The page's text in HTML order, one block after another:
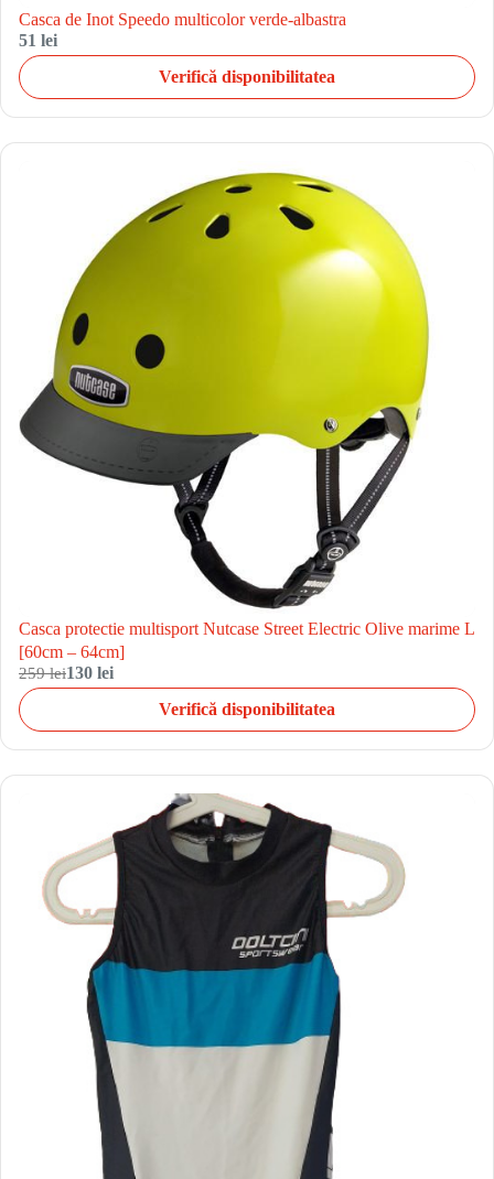
Casca de Inot Speedo multicolor verde-albastra
51 lei
Verifică disponibilitatea
Casca protectie multisport Nutcase Street Electric Olive marime L
[60cm – 64cm]
259 lei130 lei
Verifică disponibilitatea